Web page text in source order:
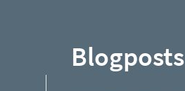
Blogposts